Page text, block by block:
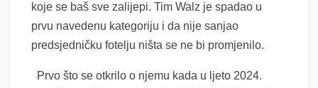
koje se baš sve zalijepi. Tim Walz je spadao u
prvu navedenu kategoriju i da nije sanjao
predsjedničku fotelju ništa se ne bi promjenilo.
Prvo što se otkrilo o njemu kada u ljeto 2024.